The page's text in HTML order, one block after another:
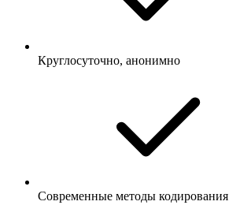
Круглосуточно, анонимно
Современные методы кодирования